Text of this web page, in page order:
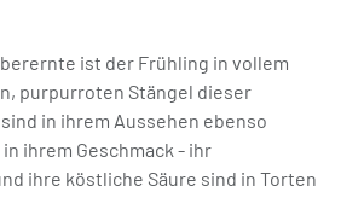
ist der Frühling in vollem
purpurroten Stängel dieser
in ihrem Aussehen ebenso
ihrem Geschmack - ihr
ihre köstliche Säure sind in Torten